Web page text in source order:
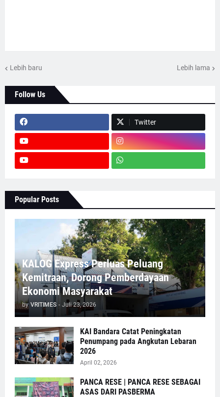
Lebih baru Lebih lama
Follow Us
Twitter
Popular Posts
KALOG Express Perluas Peluang
Kemitraan, Dorong Pemberdayaan
Ekonomi Masyarakat
by VRITIMES - Juli 23, 2026
KAI Bandara Catat Peningkatan
Penumpang pada Angkutan Lebaran
2026
April 02, 2026
PANCA RESE | PANCA RESE SEBAGAI
ASAS DARI PASBERMA